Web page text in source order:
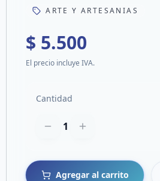
ARTE Y ARTESANIAS
$ 5.500
El precio incluye IVA.
Cantidad
1
Agregar al carrito